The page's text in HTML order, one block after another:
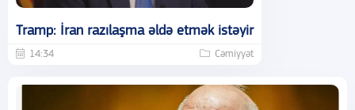
Tramp: İran razılaşma əldə etmək istəyir
14:34 Cəmiyyət